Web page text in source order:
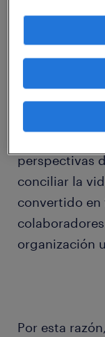
Asimismo,
mercado
firmas
trabajadores.
perspectivas
conciliar la
convertido en
organización
Por esta